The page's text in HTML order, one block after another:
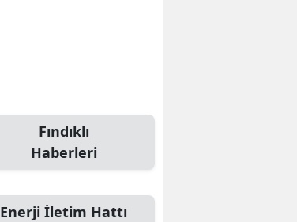
Fındıklı
Haberleri
Enerji İletim Hattı